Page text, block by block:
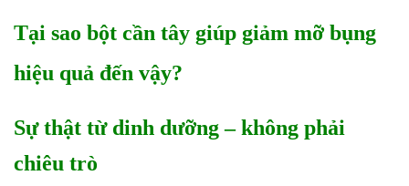
Tại sao bột cần tây giúp giảm mỡ bụng
hiệu quả đến vậy?
Sự thật từ dinh dưỡng – không phải
chiêu trò